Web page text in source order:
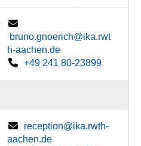
bruno.gnoerich@ika.rwt
h-aachen.de
+49 241 80-23899
reception@ika.rwth-
aachen.de